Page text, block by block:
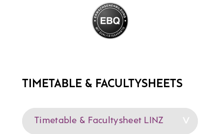
TIMETABLE & FACULTYSHEETS
Timetable & Facultysheet LINZ